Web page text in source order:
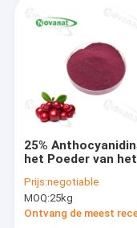
25%
het Poeder van het
Prijs:negotiable
MOQ:25kg